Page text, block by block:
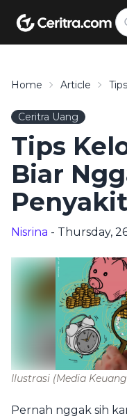
Home Article
Ceritra Uang
Tips
Biar
Nisrina - Thursday,
Ilustrasi (Media
Pernah nggak sih